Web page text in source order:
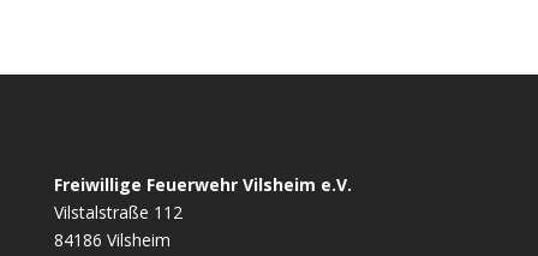
Freiwillige Feuerwehr Vilsheim e.V.
Vilstalstraße 112
84186 Vilsheim